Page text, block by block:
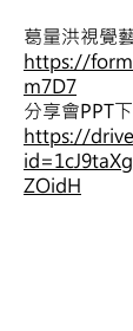
葛量洪​視覺
https://
m7D7
分享會PPT下
https://
ZOidH